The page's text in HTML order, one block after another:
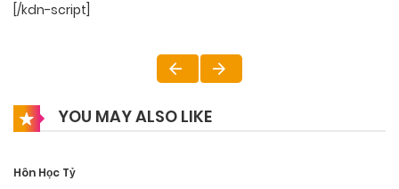
[/kdn-script]
YOU MAY ALSO LIKE
Hôn Học Tỷ